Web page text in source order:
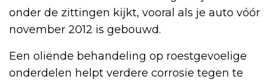
onder de zittingen kijkt, vooral als je auto vóór
november 2012 is gebouwd.
Een oliënde behandeling op roestgevoelige
onderdelen helpt verdere corrosie tegen te